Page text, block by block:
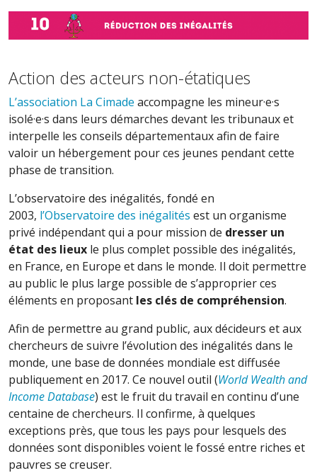
Action des acteurs non-étatiques
L’association La Cimade accompagne les mineur·e·s
isolé·e·s dans leurs démarches devant les tribunaux et
interpelle les conseils départementaux afin de faire
valoir un hébergement pour ces jeunes pendant cette
phase de transition.
L’observatoire des inégalités, fondé en
2003, l’Observatoire des inégalités est un organisme
privé indépendant qui a pour mission de dresser un
état des lieux le plus complet possible des inégalités,
en France, en Europe et dans le monde. Il doit permettre
au public le plus large possible de s’approprier ces
éléments en proposant les clés de compréhension.
Afin de permettre au grand public, aux décideurs et aux
chercheurs de suivre l’évolution des inégalités dans le
monde, une base de données mondiale est diffusée
publiquement en 2017. Ce nouvel outil (World Wealth and
Income Database) est le fruit du travail en continu d’une
centaine de chercheurs. Il confirme, à quelques
exceptions près, que tous les pays pour lesquels des
données sont disponibles voient le fossé entre riches et
pauvres se creuser.